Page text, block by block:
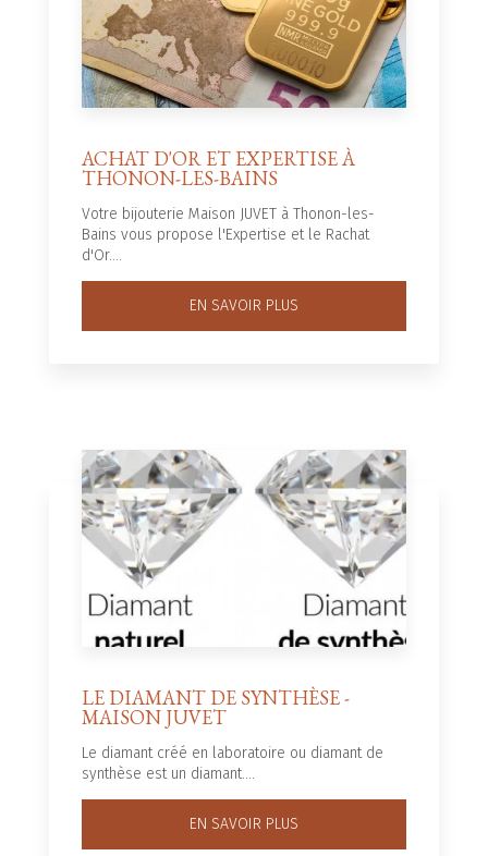
ACHAT D'OR ET EXPERTISE À
THONON-LES-BAINS
Votre bijouterie Maison JUVET à Thonon-les-
Bains vous propose l'Expertise et le Rachat
d'Or....
EN SAVOIR PLUS
LE DIAMANT DE SYNTHÈSE -
MAISON JUVET
Le diamant créé en laboratoire ou diamant de
synthèse est un diamant....
EN SAVOIR PLUS